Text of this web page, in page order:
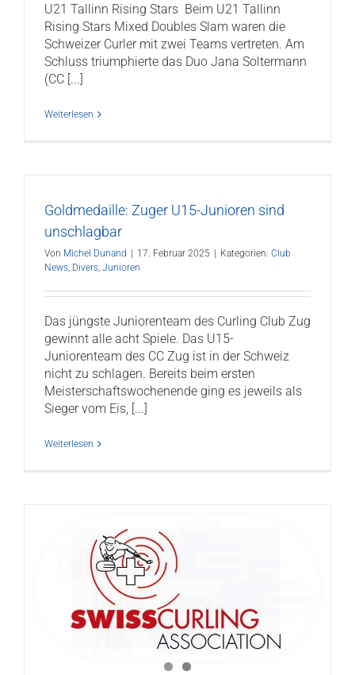
U21 Tallinn Rising Stars Beim U21 Tallinn
Rising Stars Mixed Doubles Slam waren die
Schweizer Curler mit zwei Teams vertreten. Am
Schluss triumphierte das Duo Jana Soltermann
(CC [...]
Weiterlesen
Goldmedaille: Zuger U15-Junioren sind
unschlagbar
Von Michel Dunand | 17. Februar 2025 | Kategorien: Club
News, Divers, Junioren
Das jüngste Juniorenteam des Curling Club Zug
gewinnt alle acht Spiele. Das U15-
Juniorenteam des CC Zug ist in der Schweiz
nicht zu schlagen. Bereits beim ersten
Meisterschaftswochenende ging es jeweils als
Sieger vom Eis, [...]
Weiterlesen